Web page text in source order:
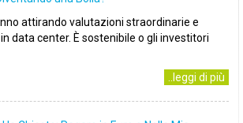
attirando valutazioni straordinarie e
data center. È sostenibile o gli investitori
..leggi di più